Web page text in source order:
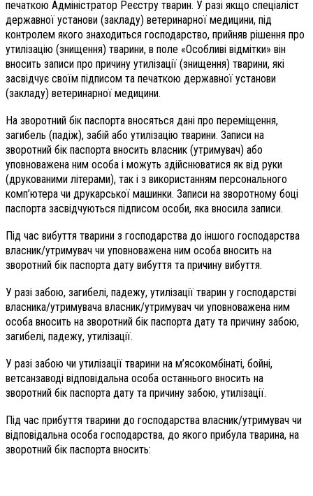
печаткою Адміністратор Реєстру тварин. У разі якщо спеціаліст
державної установи (закладу) ветеринарної медицини, під
контролем якого знаходиться господарство, прийняв рішення про
утилізацію (знищення) тварини, в поле «Особливі відмітки» він
вносить записи про причину утилізації (знищення) тварини, які
засвідчує своїм підписом та печаткою державної установи
(закладу) ветеринарної медицини.
На зворотний бік паспорта вносяться дані про переміщення,
загибель (падіж), забій або утилізацію тварини. Записи на
зворотний бік паспорта вносить власник (утримувач) або
уповноважена ним особа і можуть здійснюватися як від руки
(друкованими літерами), так і з використанням персонального
комп’ютера чи друкарської машинки. Записи на зворотному боці
паспорта засвідчуються підписом особи, яка вносила записи.
Під час вибуття тварини з господарства до іншого господарства
власник/утримувач чи уповноважена ним особа вносить на
зворотний бік паспорта дату вибуття та причину вибуття.
У разі забою, загибелі, падежу, утилізації тварин у господарстві
власника/утримувача власник/утримувач чи уповноважена ним
особа вносить на зворотний бік паспорта дату та причину забою,
загибелі, падежу, утилізації.
У разі забою чи утилізації тварини на м’ясокомбінаті, бойні,
ветсанзаводі відповідальна особа останнього вносить на
зворотний бік паспорта дату та причину забою, утилізації.
Під час прибуття тварини до господарства власник/утримувач чи
відповідальна особа господарства, до якого прибула тварина, на
зворотний бік паспорта вносить: